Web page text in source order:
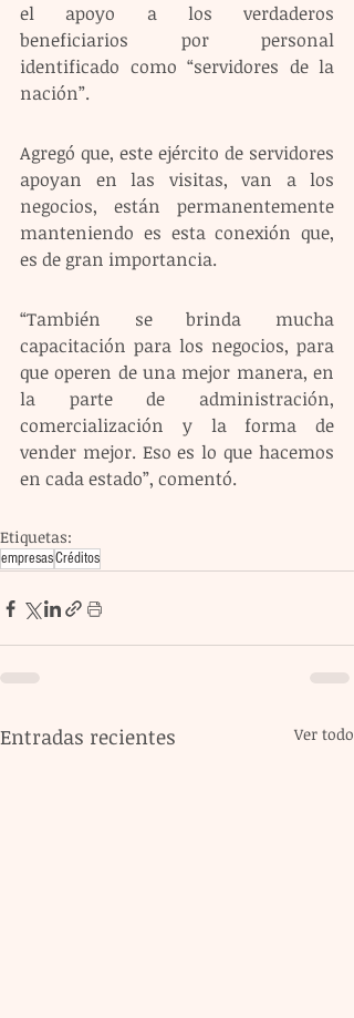
el apoyo a los verdaderos
beneficiarios por personal
identificado como “servidores de la
nación”.
Agregó que, este ejército de servidores
apoyan en las visitas, van a los
negocios, están permanentemente
manteniendo es esta conexión que,
es de gran importancia.
“También se brinda mucha
capacitación para los negocios, para
que operen de una mejor manera, en
la parte de administración,
comercialización y la forma de
vender mejor. Eso es lo que hacemos
en cada estado”, comentó.
Etiquetas:
empresasCréditos
Entradas recientes Ver todo